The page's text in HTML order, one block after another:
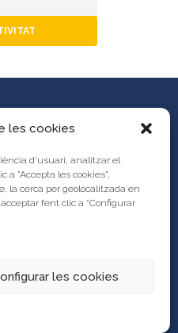
les cookies
d’usuari, analitzar el
a "Accepta les cookies",
la cerca per geolocalitzada en
fent clic a “Configurar
les cookies